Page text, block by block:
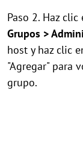
Paso 2. Haz clic
Grupos >
host y haz clic
"Agregar" para
grupo.